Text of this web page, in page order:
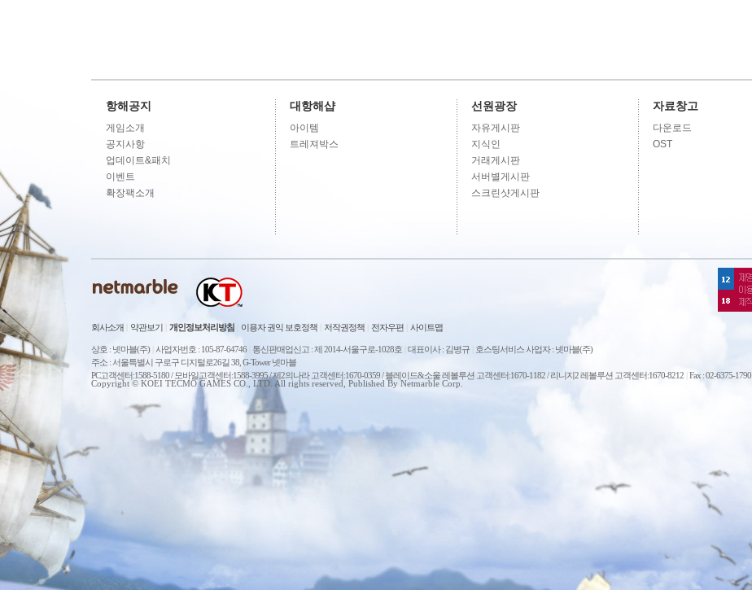
항해공지
게임소개
공지사항
업데이트&패치
이벤트
확장팩소개
대항해샵
아이템
트레져박스
선원광장
자유게시판
지식인
거래게시판
서버별게시판
스크린샷게시판
자료창고
다운로드
OST
회사소개 약관보기 개인정보처리방침 이용자 권익 보호정책 저작권정책 전자우편 사이트맵
상호 : 넷마블(주) 사업자번호 : 105-87-64746 통신판매업신고 : 제 2014-서울구로-1028호 대표이사 : 김병규
호스팅서비스 사업자 : 넷마블(주)
주소 : 서울특별시 구로구 디지털로26길 38, G-Tower 넷마블
PC고객센터:1588-5180 / 모바일고객센터:1588-3995 / 제2의나라 고객센터:1670-0359 / 블레이드&소울 레볼루션 고객센터:1670-1182 / 리니지2 레볼루션 고객센터:1670-8212 Fax : 02-6375-1790
Copyright © KOEI TECMO GAMES CO., LTD. All rights reserved, Published By Netmarble Corp.